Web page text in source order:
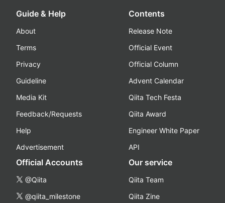
Guide & Help
About
Terms
Privacy
Guideline
Media Kit
Feedback/Requests
Help
Advertisement
Contents
Release Note
Official Event
Official Column
Advent Calendar
Qiita Tech Festa
Qiita Award
Engineer White Paper
API
Official Accounts
@Qiita
@qiita_milestone
Our service
Qiita Team
Qiita Zine